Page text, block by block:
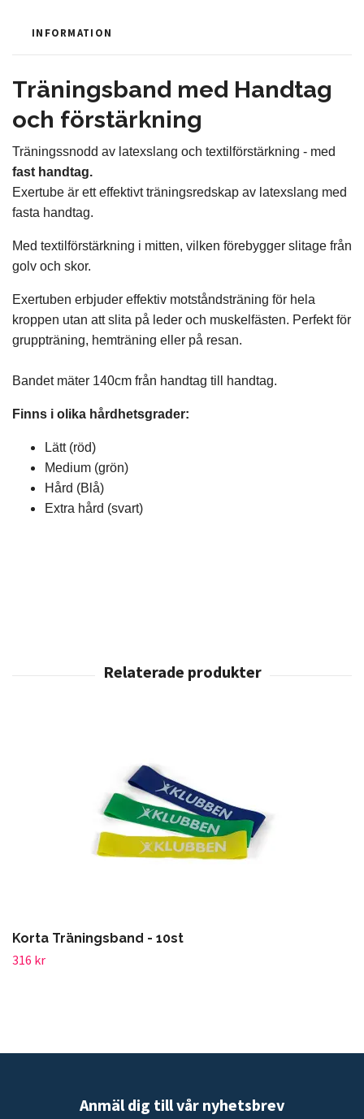
INFORMATION
Träningsband med Handtag
och förstärkning
Träningssnodd av latexslang och textilförstärkning - med
fast handtag.
Exertube är ett effektivt träningsredskap av latexslang med
fasta handtag.
Med textilförstärkning i mitten, vilken förebygger slitage från
golv och skor.
Exertuben erbjuder effektiv motståndsträning för hela
kroppen utan att slita på leder och muskelfästen. Perfekt för
gruppträning, hemträning eller på resan.
Bandet mäter 140cm från handtag till handtag.
Finns i olika hårdhetsgrader:
Lätt (röd)
Medium (grön)
Hård (Blå)
Extra hård (svart)
Korta Träningsband - 10st
316 kr
Anmäl dig till vår nyhetsbrev